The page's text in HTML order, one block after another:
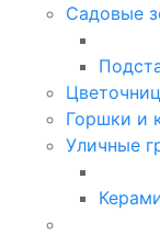
Садовые
Горшки и
Уличные